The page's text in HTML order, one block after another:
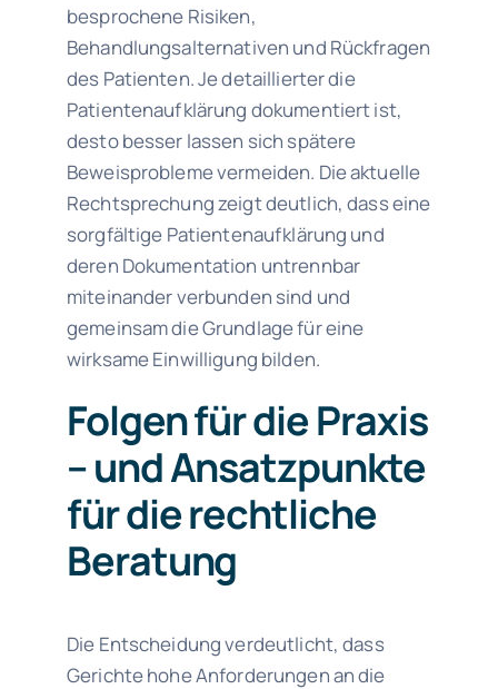
besprochene Risiken,
Behandlungsalternativen und Rückfragen
des Patienten. Je detaillierter die
Patientenaufklärung dokumentiert ist,
desto besser lassen sich spätere
Beweisprobleme vermeiden. Die aktuelle
Rechtsprechung zeigt deutlich, dass eine
sorgfältige Patientenaufklärung und
deren Dokumentation untrennbar
miteinander verbunden sind und
gemeinsam die Grundlage für eine
wirksame Einwilligung bilden.
Folgen für die Praxis
– und Ansatzpunkte
für die rechtliche
Beratung
Die Entscheidung verdeutlicht, dass
Gerichte hohe Anforderungen an die